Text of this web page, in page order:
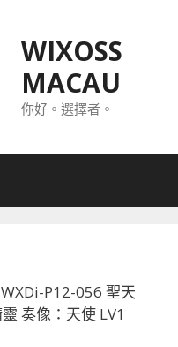
WIXOSS
MACAU
你好。選擇者。
P12-056 聖天
奏像：天使 LV1